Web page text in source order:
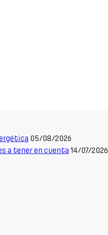
05/08/2026
a tener en cuenta 14/07/2026